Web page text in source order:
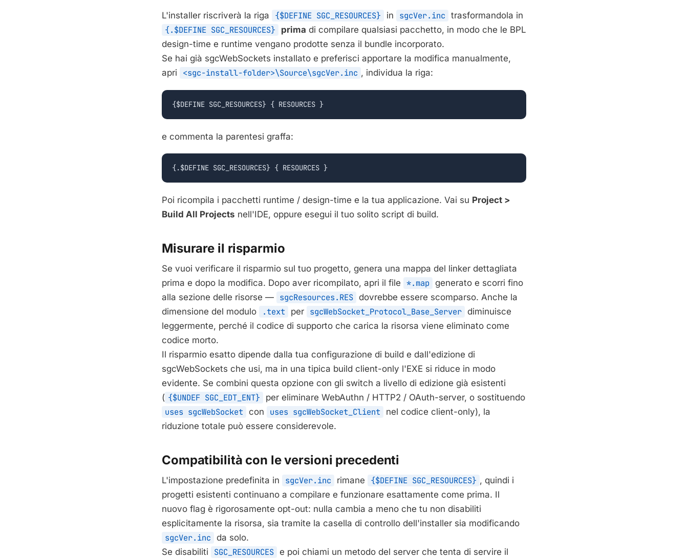
L'installer riscriverà la riga {$DEFINE SGC_RESOURCES} in sgcVer.inc trasformandola in
{.$DEFINE SGC_RESOURCES} prima di compilare qualsiasi pacchetto, in modo che le BPL
design-time e runtime vengano prodotte senza il bundle incorporato.
Se hai già sgcWebSockets installato e preferisci apportare la modifica manualmente,
apri
<sgc-install-folder>\Source\sgcVer.inc , individua la riga:
{$DEFINE SGC_RESOURCES} { RESOURCES }
e commenta la parentesi graffa:
{.$DEFINE SGC_RESOURCES} { RESOURCES }
Poi ricompila i pacchetti runtime / design-time e la tua applicazione. Vai su Project >
Build All Projects nell'IDE, oppure esegui il tuo solito script di build.
Misurare il risparmio
Se vuoi verificare il risparmio sul tuo progetto, genera una mappa del linker dettagliata
prima e dopo la modifica. Dopo aver ricompilato, apri il file *.map
generato e scorri fino
alla sezione delle risorse — sgcResources.RES dovrebbe essere scomparso. Anche la
dimensione del modulo
.text per sgcWebSocket_Protocol_Base_Server diminuisce
leggermente, perché il codice di supporto che carica la risorsa viene eliminato come
codice morto.
Il risparmio esatto dipende dalla tua configurazione di build e dall'edizione di
sgcWebSockets che usi, ma in una tipica build client-only l'EXE si riduce in modo
evidente. Se combini questa opzione con gli switch a livello di edizione già esistenti
( {$UNDEF SGC_EDT_ENT} per eliminare WebAuthn / HTTP2 / OAuth-server, o sostituendo
uses sgcWebSocket con uses sgcWebSocket_Client
nel codice client-only), la
riduzione totale può essere considerevole.
Compatibilità con le versioni precedenti
L'impostazione predefinita in sgcVer.inc rimane {$DEFINE SGC_RESOURCES} , quindi i
progetti esistenti continuano a compilare e funzionare esattamente come prima. Il
nuovo flag è rigorosamente opt-out: nulla cambia a meno che tu non disabiliti
esplicitamente la risorsa, sia tramite la casella di controllo dell'installer sia modificando
sgcVer.inc
da solo.
Se disabiliti
SGC_RESOURCES e poi chiami un metodo del server che tenta di servire il